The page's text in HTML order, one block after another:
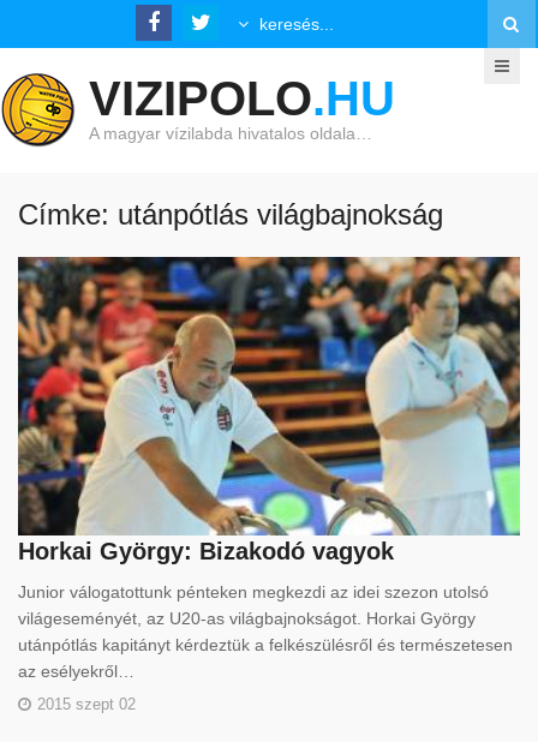
VIZIPOLO.HU
A magyar vízilabda hivatalos oldala…
Címke: utánpótlás világbajnokság
Horkai György: Bizakodó vagyok
Junior válogatottunk pénteken megkezdi az idei szezon utolsó
világeseményét, az U20-as világbajnokságot. Horkai György
utánpótlás kapitányt kérdeztük a felkészülésről és természetesen
az esélyekről…
2015 szept 02